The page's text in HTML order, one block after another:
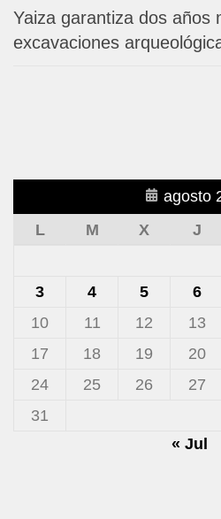
Yaiza garantiza dos años
excavaciones
agosto
L
M X J
3
4 5 6
10
11 12 13
17
18 19 20
24
25 26 27
31
« Jul